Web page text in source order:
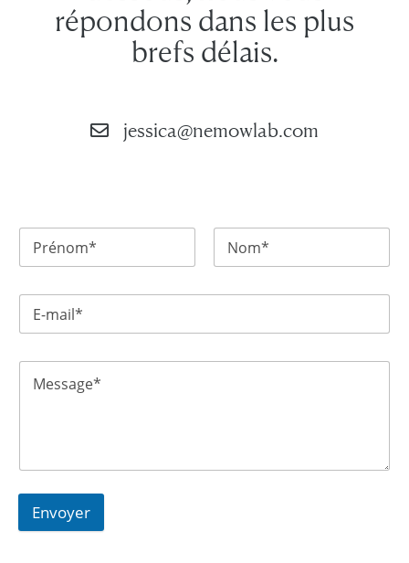
répondons dans les plus
brefs délais.
 jessica@nemowlab.com
Envoyer